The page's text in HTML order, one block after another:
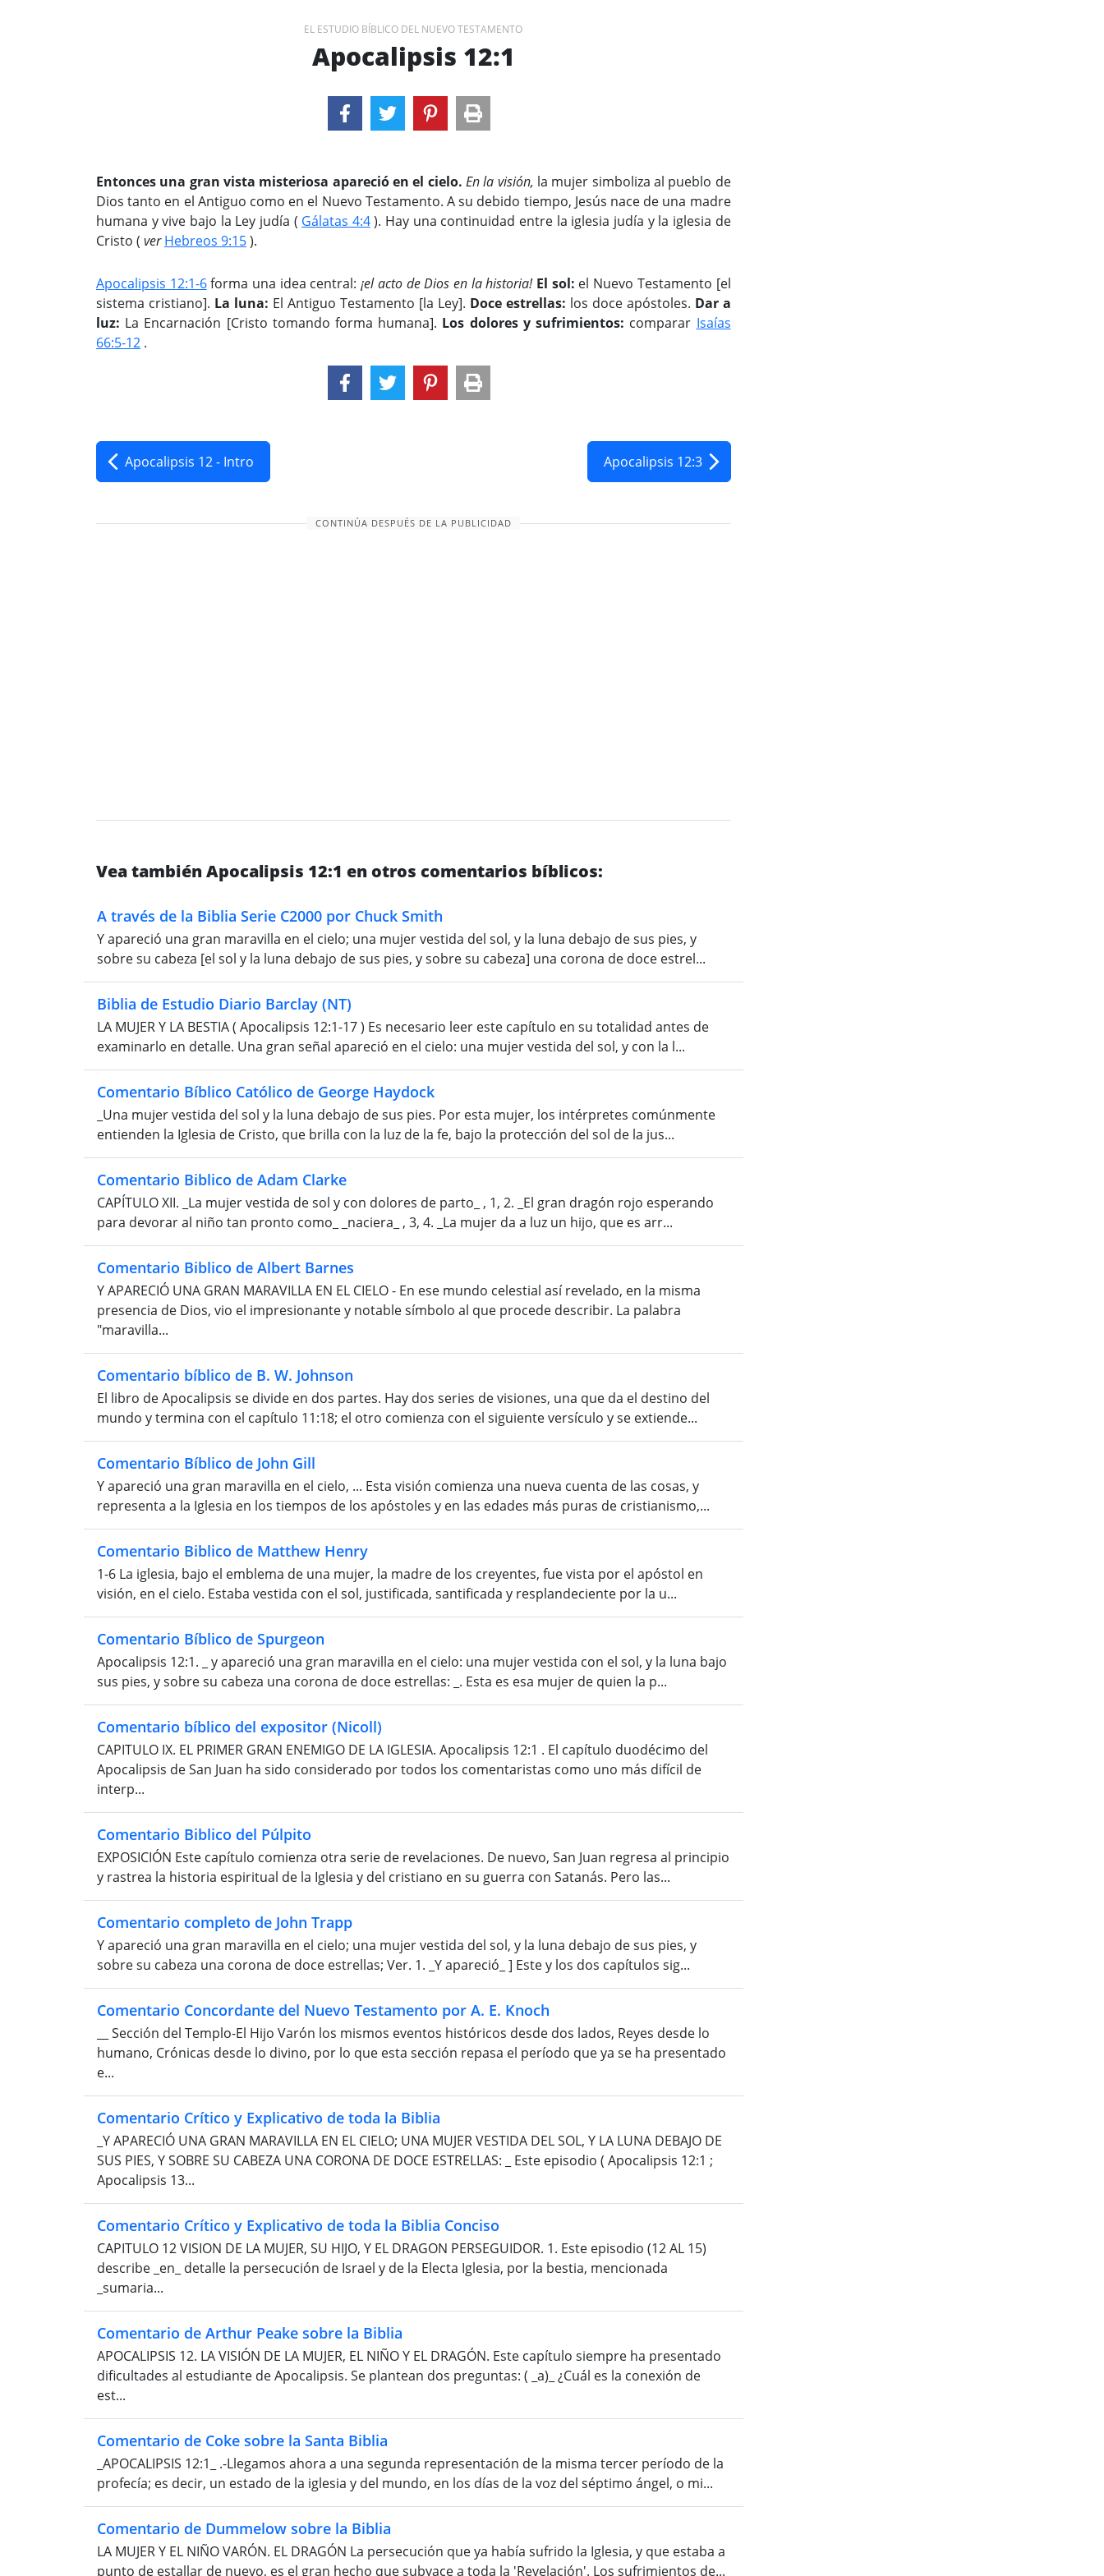
EL ESTUDIO BÍBLICO DEL NUEVO TESTAMENTO
Apocalipsis 12:1
Entonces una gran vista misteriosa apareció en el cielo. En la visión, la mujer simboliza al pueblo de
Dios tanto en el Antiguo como en el Nuevo Testamento. A su debido tiempo, Jesús nace de una madre
humana y vive bajo la Ley judía ( Gálatas 4:4). Hay una continuidad entre la iglesia judía y la iglesia de
Cristo ( verHebreos 9:15).
Apocalipsis 12:1-6forma una idea central:¡el acto de Dios en la historia! El sol: el Nuevo Testamento [el
sistema cristiano]. La luna: El Antiguo Testamento [la Ley]. Doce estrellas: los doce apóstoles. Dar a
luz: La Encarnación [Cristo tomando forma humana]. Los dolores y sufrimientos: comparar Isaías
66:5-12 .
Apocalipsis 12 - Intro Apocalipsis 12:3
CONTINÚA DESPUÉS DE LA PUBLICIDAD
Vea también Apocalipsis 12:1 en otros comentarios bíblicos:
A través de la Biblia Serie C2000 por Chuck Smith
Y apareció una gran maravilla en el cielo; una mujer vestida del sol, y la luna debajo de sus pies, y
sobre su cabeza [el sol y la luna debajo de sus pies, y sobre su cabeza] una corona de doce estrel...
Biblia de Estudio Diario Barclay (NT)
LA MUJER Y LA BESTIA ( Apocalipsis 12:1-17 ) Es necesario leer este capítulo en su totalidad antes de
examinarlo en detalle. Una gran señal apareció en el cielo: una mujer vestida del sol, y con la l...
Comentario Bíblico Católico de George Haydock
_Una mujer vestida del sol y la luna debajo de sus pies. Por esta mujer, los intérpretes comúnmente
entienden la Iglesia de Cristo, que brilla con la luz de la fe, bajo la protección del sol de la jus...
Comentario Biblico de Adam Clarke
CAPÍTULO XII. _La mujer vestida de sol y con dolores de parto_ , 1, 2. _El gran dragón rojo esperando
para devorar al niño tan pronto como_ _naciera_ , 3, 4. _La mujer da a luz un hijo, que es arr...
Comentario Biblico de Albert Barnes
Y APARECIÓ UNA GRAN MARAVILLA EN EL CIELO - En ese mundo celestial así revelado, en la misma
presencia de Dios, vio el impresionante y notable símbolo al que procede describir. La palabra
"maravilla...
Comentario bíblico de B. W. Johnson
El libro de Apocalipsis se divide en dos partes. Hay dos series de visiones, una que da el destino del
mundo y termina con el capítulo 11:18; el otro comienza con el siguiente versículo y se extiende...
Comentario Bíblico de John Gill
Y apareció una gran maravilla en el cielo, ... Esta visión comienza una nueva cuenta de las cosas, y
representa a la Iglesia en los tiempos de los apóstoles y en las edades más puras de cristianismo,...
Comentario Biblico de Matthew Henry
1-6 La iglesia, bajo el emblema de una mujer, la madre de los creyentes, fue vista por el apóstol en
visión, en el cielo. Estaba vestida con el sol, justificada, santificada y resplandeciente por la u...
Comentario Bíblico de Spurgeon
Apocalipsis 12:1. _ y apareció una gran maravilla en el cielo: una mujer vestida con el sol, y la luna bajo
sus pies, y sobre su cabeza una corona de doce estrellas: _. Esta es esa mujer de quien la p...
Comentario bíblico del expositor (Nicoll)
CAPITULO IX. EL PRIMER GRAN ENEMIGO DE LA IGLESIA. Apocalipsis 12:1 . El capítulo duodécimo del
Apocalipsis de San Juan ha sido considerado por todos los comentaristas como uno más difícil de
interp...
Comentario Biblico del Púlpito
EXPOSICIÓN Este capítulo comienza otra serie de revelaciones. De nuevo, San Juan regresa al principio
y rastrea la historia espiritual de la Iglesia y del cristiano en su guerra con Satanás. Pero las...
Comentario completo de John Trapp
Y apareció una gran maravilla en el cielo; una mujer vestida del sol, y la luna debajo de sus pies, y
sobre su cabeza una corona de doce estrellas; Ver. 1. _Y apareció_ ] Este y los dos capítulos sig...
Comentario Concordante del Nuevo Testamento por A. E. Knoch
__ Sección del Templo-El Hijo Varón los mismos eventos históricos desde dos lados, Reyes desde lo
humano, Crónicas desde lo divino, por lo que esta sección repasa el período que ya se ha presentado
e...
Comentario Crítico y Explicativo de toda la Biblia
_Y APARECIÓ UNA GRAN MARAVILLA EN EL CIELO; UNA MUJER VESTIDA DEL SOL, Y LA LUNA DEBAJO DE
SUS PIES, Y SOBRE SU CABEZA UNA CORONA DE DOCE ESTRELLAS: _ Este episodio ( Apocalipsis 12:1 ;
Apocalipsis 13...
Comentario Crítico y Explicativo de toda la Biblia Conciso
CAPITULO 12 VISION DE LA MUJER, SU HIJO, Y EL DRAGON PERSEGUIDOR. 1. Este episodio (12 AL 15)
describe _en_ detalle la persecución de Israel y de la Electa Iglesia, por la bestia, mencionada
_sumaria...
Comentario de Arthur Peake sobre la Biblia
APOCALIPSIS 12. LA VISIÓN DE LA MUJER, EL NIÑO Y EL DRAGÓN. Este capítulo siempre ha presentado
dificultades al estudiante de Apocalipsis. Se plantean dos preguntas: ( _a)_ ¿Cuál es la conexión de
est...
Comentario de Coke sobre la Santa Biblia
_APOCALIPSIS 12:1_ .-Llegamos ahora a una segunda representación de la misma tercer período de la
profecía; es decir, un estado de la iglesia y del mundo, en los días de la voz del séptimo ángel, o mi...
Comentario de Dummelow sobre la Biblia
LA MUJER Y EL NIÑO VARÓN. EL DRAGÓN La persecución que ya había sufrido la Iglesia, y que estaba a
punto de estallar de nuevo, es el gran hecho que subyace a toda la 'Revelación'. Los sufrimientos de...